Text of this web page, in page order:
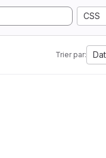
CSS
Trier par: